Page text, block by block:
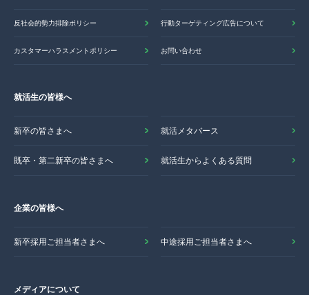
反社会的勢力排除ポリシー 行動ターゲティング広告について
カスタマーハラスメントポリシー お問い合わせ
就活生の皆様へ
新卒の皆さまへ 就活メタバース
既卒・第二新卒の皆さまへ 就活生からよくある質問
企業の皆様へ
新卒採用ご担当者さまへ 中途採用ご担当者さまへ
メディアについて